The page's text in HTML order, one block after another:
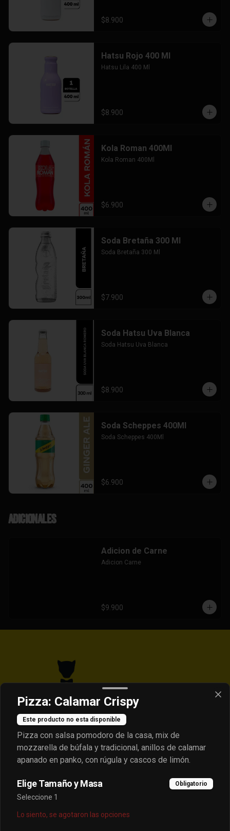
$8.900
Hatsu Rojo 400 Ml
Hatsu Lila 400 Ml
$8.900
Kola Roman 400Ml
Kola Roman 400Ml
$6.900
Soda Bretaña 300 Ml
Soda Bretaña 300 Ml
$7.900
Soda Hatsu Uva Blanca
Soda Hatsu Uva Blanca
$8.900
Soda Scheppes 400Ml
Soda Scheppes 400Ml
$6.900
Adicionales
Adicion de Carne
Adicion Carne
$9.900
Conócenos
Contacto
Despacho
Términos y condiciones
Pizza: Calamar Crispy
Este producto no esta disponible
Pizza con salsa pomodoro de la casa, mix de
mozzarella de búfala y tradicional, anillos de calamar
apanado en panko, con rúgula y cascos de limón.
Elige Tamaño y Masa Obligatorio
Seleccione 1
Lo siento, se agotaron las opciones